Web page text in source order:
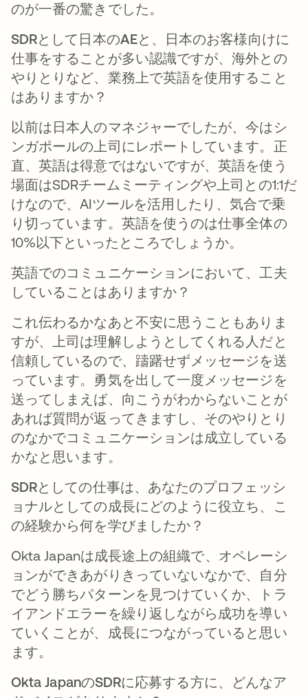
のが一番の驚きでした。
SDRとして日本のAEと、日本のお客様向けに
仕事をすることが多い認識ですが、海外との
やりとりなど、業務上で英語を使用すること
はありますか？
以前は日本人のマネジャーでしたが、今はシ
ンガポールの上司にレポートしています。正
直、英語は得意ではないですが、英語を使う
場面はSDRチームミーティングや上司との1:1だ
けなので、AIツールを活用したり、気合で乗
り切っています。英語を使うのは仕事全体の
10%以下といったところでしょうか。
英語でのコミュニケーションにおいて、工夫
していることはありますか？
これ伝わるかなあと不安に思うこともありま
すが、上司は理解しようとしてくれる人だと
信頼しているので、躊躇せずメッセージを送
っています。勇気を出して一度メッセージを
送ってしまえば、向こうがわからないことが
あれば質問が返ってきますし、そのやりとり
のなかでコミュニケーションは成立している
かなと思います。
SDRとしての仕事は、あなたのプロフェッシ
ョナルとしての成長にどのように役立ち、こ
の経験から何を学びましたか？
Okta Japanは成長途上の組織で、オペレーシ
ョンができあがりきっていないなかで、自分
でどう勝ちパターンを見つけていくか、トラ
イアンドエラーを繰り返しながら成功を導い
ていくことが、成長につながっていると思い
ます。
Okta JapanのSDRに応募する方に、どんなア